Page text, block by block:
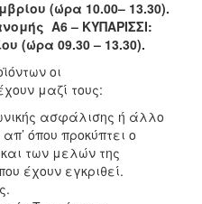
(ώρα 10.00– 13.30).
A6 – ΚΥΠΑΡΙΣΣΙ:
(ώρα 09.30 – 13.30).
οι
μαζί τους:
ασφάλισης ή άλλο
όπου προκύπτει ο
των μελών της
έχουν εγκριθεί.